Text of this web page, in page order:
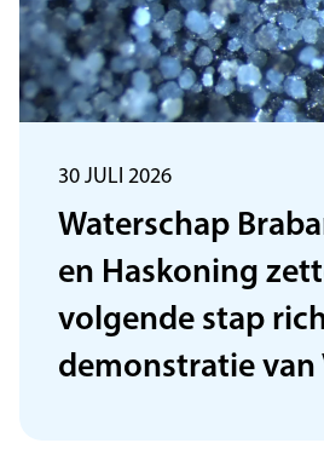
Waterschap
en Haskoning
volgende stap
demonstratie van
30 JULI 2026